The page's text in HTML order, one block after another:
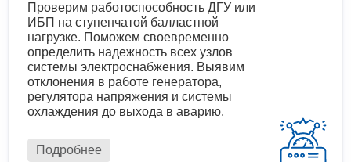
Проверим работоспособность ДГУ или
ИБП на ступенчатой балластной
нагрузке. Поможем своевременно
определить надежность всех узлов
системы электроснабжения. Выявим
отклонения в работе генератора,
регулятора напряжения и системы
охлаждения до выхода в аварию.
Подробнее